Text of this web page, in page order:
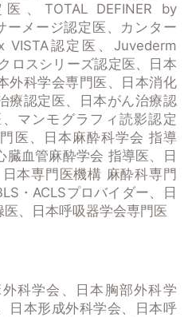
、TOTAL DEFINER by
メージ認定医、カンター
認定医、Juvederm
ロスシリーズ認定医、日本
外科学会専門医、日本消化
療認定医、日本がん治療認
マンモグラフィ読影認定
医、日本麻酔科学会 指導
臓血管麻酔学会 指導医、日
本専門医機構 麻酔科専門
・ACLSプロバイダー、日
、日本呼吸器学会専門医
科学会、日本胸部外科学
日本形成外科学会、日本呼